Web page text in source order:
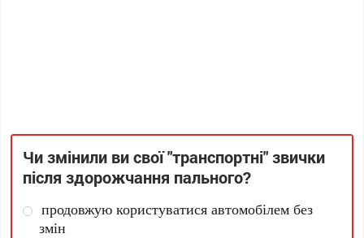
Чи змінили ви свої "транспортні" звички
після здорожчання пального?
продовжую користуватися автомобілем без
змін